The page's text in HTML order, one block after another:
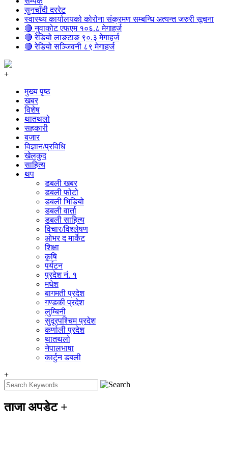
सुनचाँदी दररेट
स्वास्थ्य कार्यालयको कोरोना संक्रमण सम्बन्धि अत्यन्त जरुरी सूचना
🔴 नुवाकोट एफएम १०६.८ मेगाहर्ज
🔴 रेडियो लाङटाङ ९०.३ मेगाहर्ज
🔴 रेडियो सञ्जिवनी ८९ मेगाहर्ज
+
मुख्य पृष्ठ
खबर
विशेष
थातथलो
सहकारी
बजार
विज्ञान/प्रविधि
खेलकुद
साहित्य
थप
डबली खबर
डबली फोटो
डबली भिडियो
डबली वार्ता
डबली साहित्य
विचार/विश्‍लेषण
ओभर द मार्केट
शिक्षा
कृषि
पर्यटन
प्रदेश नं. १
मधेश
बागमती प्रदेश
गण्डकी प्रदेश
लुम्बिनी
सुदूरपश्चिम प्रदेश
कर्णाली प्रदेश
थातथलो
नेपालभाषा
कार्टुन डबली
+
ताजा अपडेट +